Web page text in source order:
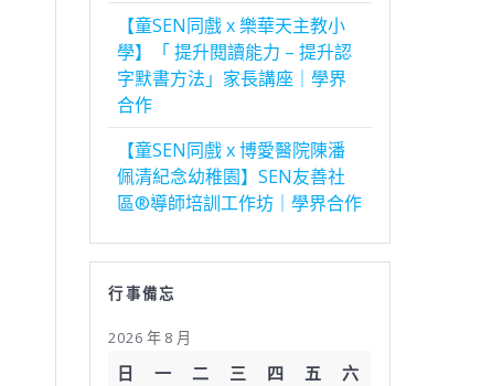
【童SEN同戲 x 樂華天主教小
學】「 提升閱讀能力 – 提升認
字默書方法」家長講座｜學界
合作
【童SEN同戲 x 博愛醫院陳潘
佩清紀念幼稚園】SEN友善社
區®導師培訓工作坊｜學界合作
行事備忘
2026 年 8 月
日 一 二 三 四 五 六